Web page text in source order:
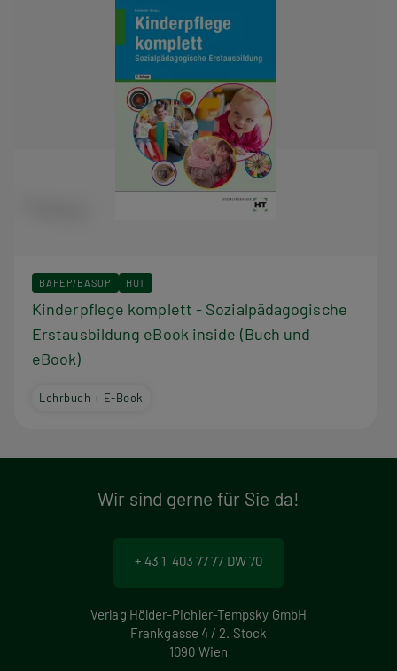
BAFEP/BASOP HUT
Kinderpflege komplett - Sozialpädagogische
Erstausbildung eBook inside (Buch und
eBook)
Lehrbuch + E-Book
Wir sind gerne für Sie da!
+ 43 1 403 77 77 DW 70
Verlag Hölder-Pichler-Tempsky GmbH
Frankgasse 4 / 2. Stock
1090 Wien